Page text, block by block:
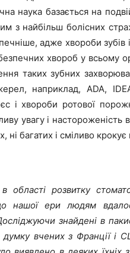
наука базається на
з найбільш болісних
адже хвороби
хвороб у всьому
таких зубних
наприклад, ADA,
і хвороби ротової
увагу і
ні багатих і сміливо крокує
в області розвитку
до нашої ери людям
знайдені в
думку вчених з Франції і